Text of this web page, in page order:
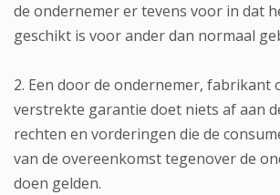
de ondernemer er tevens voor in dat
geschikt is voor ander dan normaal
2. Een door de ondernemer,
verstrekte garantie doet niets af aan
rechten en vorderingen die de
van de overeenkomst tegenover de
doen gelden.